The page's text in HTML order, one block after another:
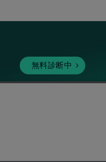
無料診断中